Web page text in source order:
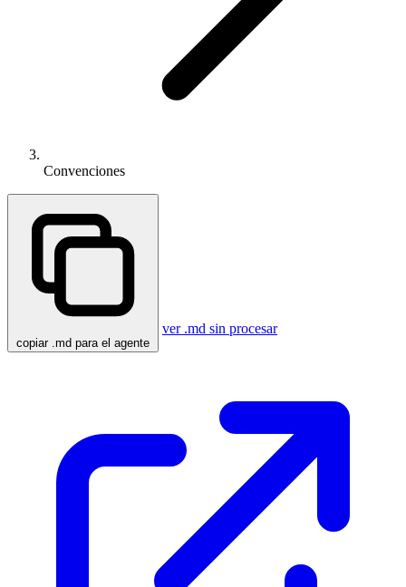
Convenciones
copiar .md para el agente
ver .md sin procesar